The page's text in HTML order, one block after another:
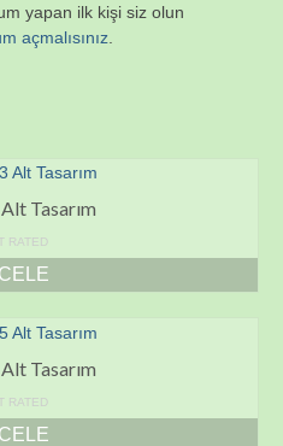
yapan ilk kişi siz olun
açmalısınız
Tasarım
RATED
Tasarım
RATED